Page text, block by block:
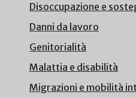
Disoccupazione e
Danni da lavoro
Genitorialità
Malattia e disabilità
Migrazioni e mobilità